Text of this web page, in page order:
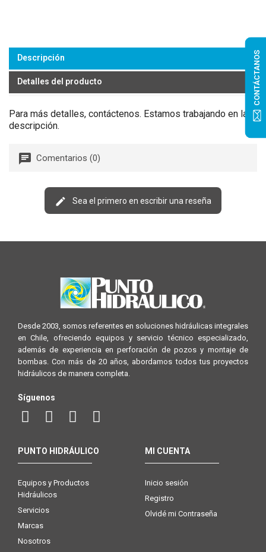
Descripción
Detalles del producto
Para más detalles, contáctenos. Estamos trabajando en la
descripción.
Comentarios (0)
Sea el primero en escribir una reseña
Desde 2003, somos referentes en soluciones hidráulicas integrales
en Chile, ofreciendo equipos y servicio técnico especializado,
además de experiencia en perforación de pozos y montaje de
bombas. Con más de 20 años, abordamos todos tus proyectos
hidráulicos de manera completa.
Síguenos
PUNTO HIDRÁULICO
Equipos y Productos
Hidráulicos
Servicios
Marcas
Nosotros
MI CUENTA
Inicio sesión
Registro
Olvidé mi Contraseña
CONTÁCTANOS